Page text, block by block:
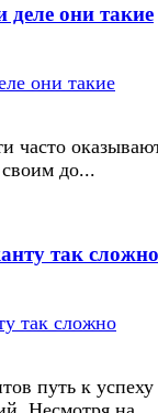
они такие
часто
своим до...
так сложно
путь к успеху